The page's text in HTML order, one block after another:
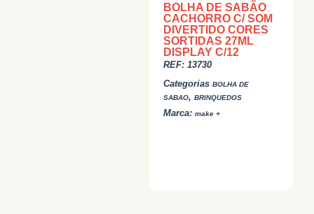
BOLHA DE SABÃO
CACHORRO C/ SOM
DIVERTIDO CORES
SORTIDAS 27ML
DISPLAY C/12
REF:13730
Categorias BOLHA DE
SABAO,BRINQUEDOS
Marca:make +